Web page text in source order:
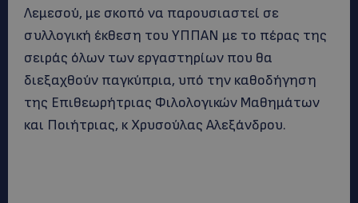
Λεμεσού, με σκοπό να παρουσιαστεί σε
συλλογική έκθεση του ΥΠΠΑΝ με το πέρας της
σειράς όλων των εργαστηρίων που θα
διεξαχθούν παγκύπρια, υπό την καθοδήγηση
της Επιθεωρήτριας Φιλολογικών Μαθημάτων
και Ποιήτριας, κ Χρυσούλας Αλεξάνδρου.